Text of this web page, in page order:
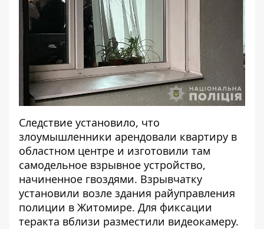
Следствие установило, что
злоумышленники арендовали квартиру в
областном центре и изготовили там
самодельное взрывное устройство,
начиненное гвоздями. Взрывчатку
установили возле здания райуправления
полиции в Житомире. Для фиксации
теракта вблизи разместили видеокамеру.